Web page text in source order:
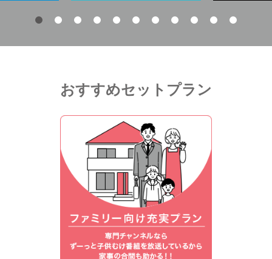
おすすめセットプラン